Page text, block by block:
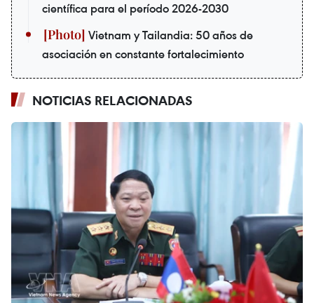
científica para el período 2026-2030
Vietnam y Tailandia: 50 años de
asociación en constante fortalecimiento
NOTICIAS RELACIONADAS